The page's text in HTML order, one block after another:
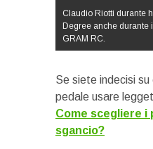
Claudio Riotti durante
Degree anche durante
GRAM RC.
Se siete indecisi
pedale usare
Come scegliere i
sgancio?